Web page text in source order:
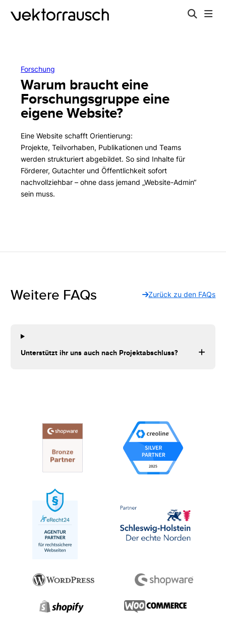
Forschung
Warum braucht eine
Forschungsgruppe eine
eigene Website?
Eine Website schafft Orientierung:
Projekte, Teilvorhaben, Publikationen und Teams
werden strukturiert abgebildet. So sind Inhalte für
Förderer, Gutachter und Öffentlichkeit sofort
nachvollziehbar – ohne dass jemand „Website-Admin“
sein muss.
Weitere FAQs Zurück zu den FAQs
Unterstützt ihr uns auch nach Projektabschluss?